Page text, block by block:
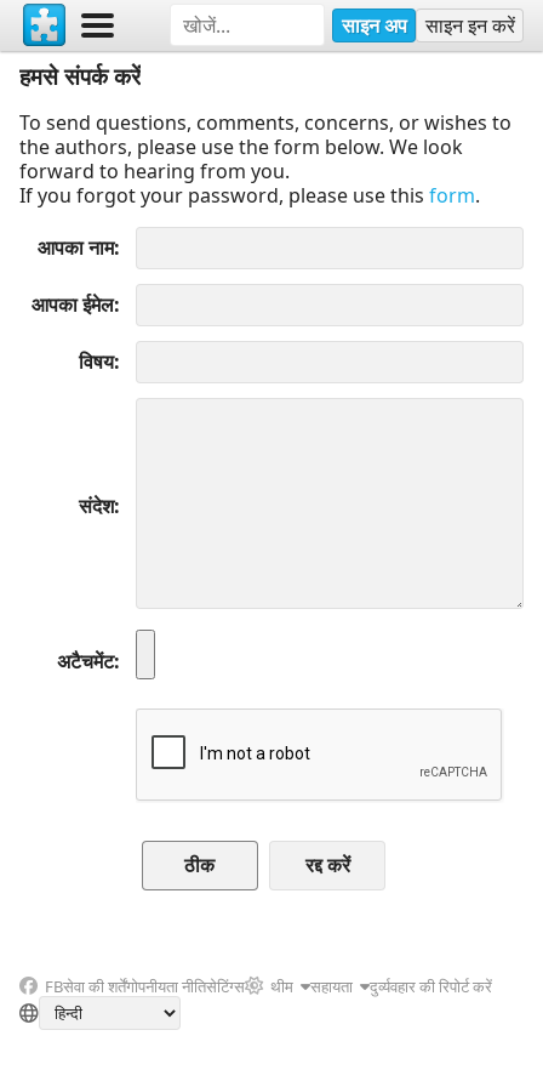
साइन अप साइन इन करें
हमसे संपर्क करें
To send questions, comments, concerns, or wishes to
the authors, please use the form below. We look
forward to hearing from you.
If you forgot your password, please use this form.
आपका नाम
आपका ईमेल
विषय
संदेश
अटैचमेंट
रद्द करें
FBसेवा की शर्तेंगोपनीयता नीतिसेटिंग्स थीम सहायता दुर्व्यवहार की रिपोर्ट करें